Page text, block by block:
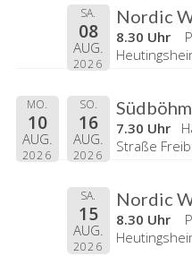
SA.
08
AUG.
2026
Nordic
8.30 Uhr
MO.
10
AUG.
2026
SO.
16
AUG.
2026
7.30 Uhr
Straße
SA.
15
AUG.
2026
Nordic
8.30 Uhr